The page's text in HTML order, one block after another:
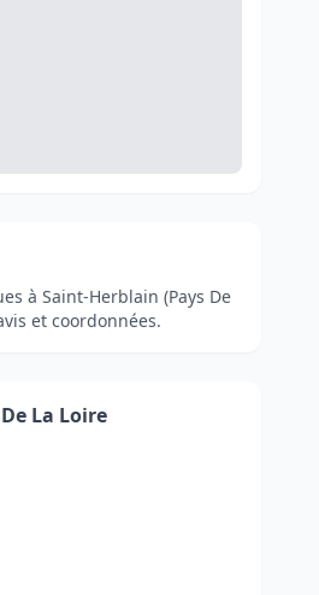
à Saint-Herblain (Pays De
et coordonnées.
La Loire